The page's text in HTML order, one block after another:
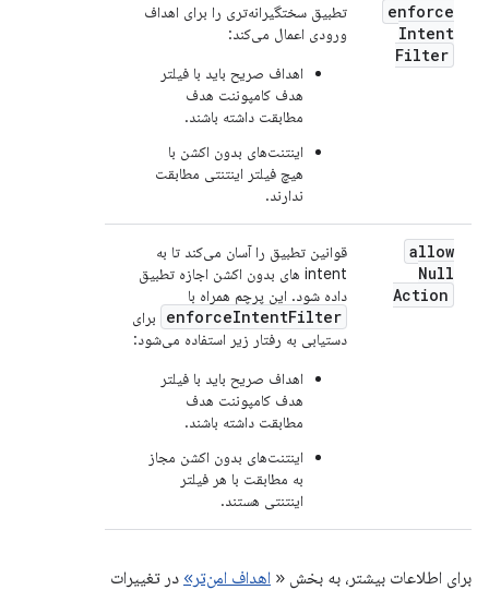
enforce
Intent
Filter
تطبیق سختگیرانه‌تری را برای اهداف
ورودی اعمال می‌کند:
اهداف صریح باید با فیلتر
هدف کامپوننت هدف
مطابقت داشته باشند.
اینتنت‌های بدون اکشن با
هیچ فیلتر اینتنتی مطابقت
ندارند.
allow
Null
Action
قوانین تطبیق را آسان می‌کند تا به
intent های بدون اکشن اجازه تطبیق
داده شود. این پرچم همراه با
enforceIntentFilter
برای
دستیابی به رفتار زیر استفاده می‌شود:
اهداف صریح باید با فیلتر
هدف کامپوننت هدف
مطابقت داشته باشند.
اینتنت‌های بدون اکشن مجاز
به مطابقت با هر فیلتر
اینتنتی هستند.
برای اطلاعات بیشتر، به بخش « اهداف امن‌تر» در تغییرات